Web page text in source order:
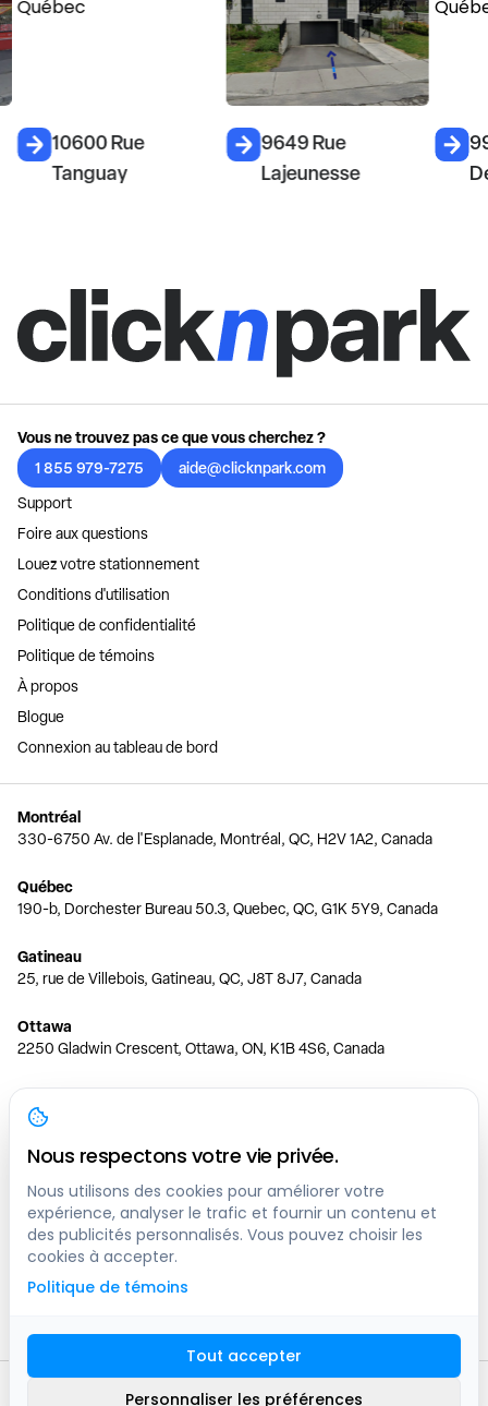
10600 Rue
Tanguay
9649 Rue
Lajeunesse
Vous ne trouvez pas ce que vous cherchez ?
1 855 979-7275
aide@clicknpark.com
Support
Foire aux questions
Louez votre stationnement
Conditions d'utilisation
Politique de confidentialité
Politique de témoins
À propos
Blogue
Connexion au tableau de bord
Montréal
330-6750 Av. de l'Esplanade, Montréal, QC, H2V 1A2, Canada
Québec
190-b, Dorchester Bureau 50.3, Quebec, QC, G1K 5Y9, Canada
Gatineau
25, rue de Villebois, Gatineau, QC, J8T 8J7, Canada
Ottawa
2250 Gladwin Crescent, Ottawa, ON, K1B 4S6, Canada
Toronto
150 Ferrand Dr, 6th Floor, Toronto, ON, M3C 3E5, Canada
Vancouver
1200 W 73rd Ave #1415, Vancouver, BC, V6P 6G5, Canada
Calgary
444 5 Ave SW #400 Calgary, AB, T2P 2T8, Canada
2016 -2026
Nous respectons votre vie privée.
Nous utilisons des cookies pour améliorer votre
expérience, analyser le trafic et fournir un contenu et
des publicités personnalisés. Vous pouvez choisir les
cookies à accepter.
Politique de témoins
Tout accepter
Personnaliser les préférences